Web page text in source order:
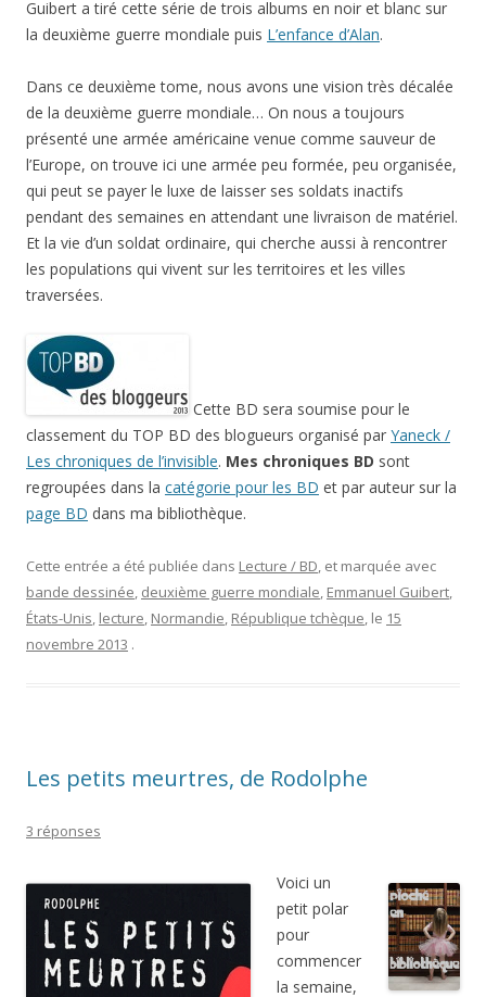
Guibert a tiré cette série de trois albums en noir et blanc sur
la deuxième guerre mondiale puis L’enfance d’Alan.
Dans ce deuxième tome, nous avons une vision très décalée
de la deuxième guerre mondiale… On nous a toujours
présenté une armée américaine venue comme sauveur de
l’Europe, on trouve ici une armée peu formée, peu organisée,
qui peut se payer le luxe de laisser ses soldats inactifs
pendant des semaines en attendant une livraison de matériel.
Et la vie d’un soldat ordinaire, qui cherche aussi à rencontrer
les populations qui vivent sur les territoires et les villes
traversées.
Cette BD sera soumise pour le
classement du TOP BD des blogueurs organisé par Yaneck /
Les chroniques de l’invisible. Mes chroniques BD sont
regroupées dans la catégorie pour les BD et par auteur sur la
page BD dans ma bibliothèque.
Cette entrée a été publiée dans Lecture / BD, et marquée avec
bande dessinée, deuxième guerre mondiale, Emmanuel Guibert,
États-Unis, lecture, Normandie, République tchèque, le 15
novembre 2013 .
Les petits meurtres, de Rodolphe
3 réponses
Voici un
petit polar
pour
commencer
la semaine,